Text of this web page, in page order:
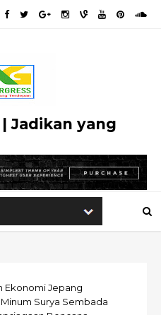
| Jadikan yang
Ekonomi Jepang
Surya Sembada